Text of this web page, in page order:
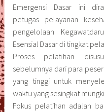
Emergensi Dasar ini
petugas pelayanan
pengelolaan
Esensial Dasar di tingkat
Proses pelatihan
sebelumnya dari para
yang tinggi untuk
waktu yang sesingkat
Fokus pelatihan adalah